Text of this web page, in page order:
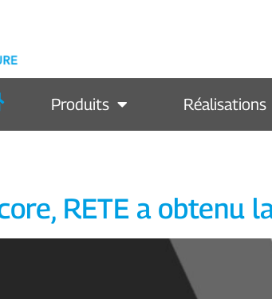
Produits Réalisations
RETE a obtenu